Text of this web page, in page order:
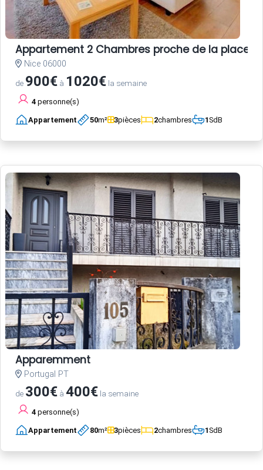
Appartement 2 Chambres proche de la place
Nice 06000
de 900€ à 1020€ la semaine
4 personne(s)
Appartement 50m² 3pièces 2chambres 1SdB
Apparemment
Portugal PT
de 300€ à 400€ la semaine
4 personne(s)
Appartement 80m² 3pièces 2chambres 1SdB